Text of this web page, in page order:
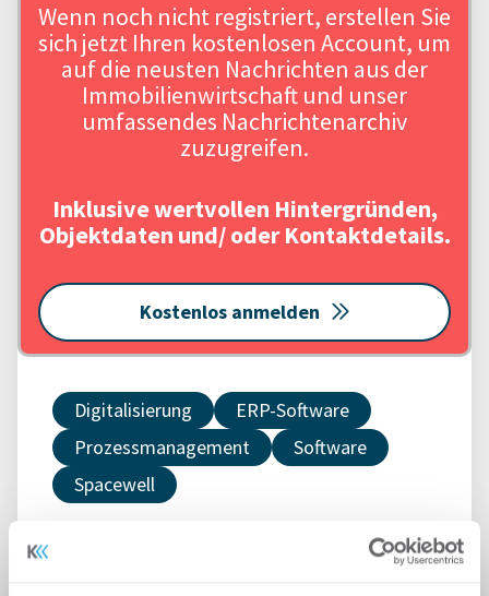
Wenn noch nicht registriert, erstellen Sie
sich jetzt Ihren kostenlosen Account, um
auf die neusten Nachrichten aus der
Immobilienwirtschaft und unser
umfassendes Nachrichtenarchiv
zuzugreifen.
Inklusive wertvollen Hintergründen,
Objektdaten und/ oder Kontaktdetails.
Kostenlos anmelden
Digitalisierung
ERP-Software
Prozessmanagement
Software
Spacewell